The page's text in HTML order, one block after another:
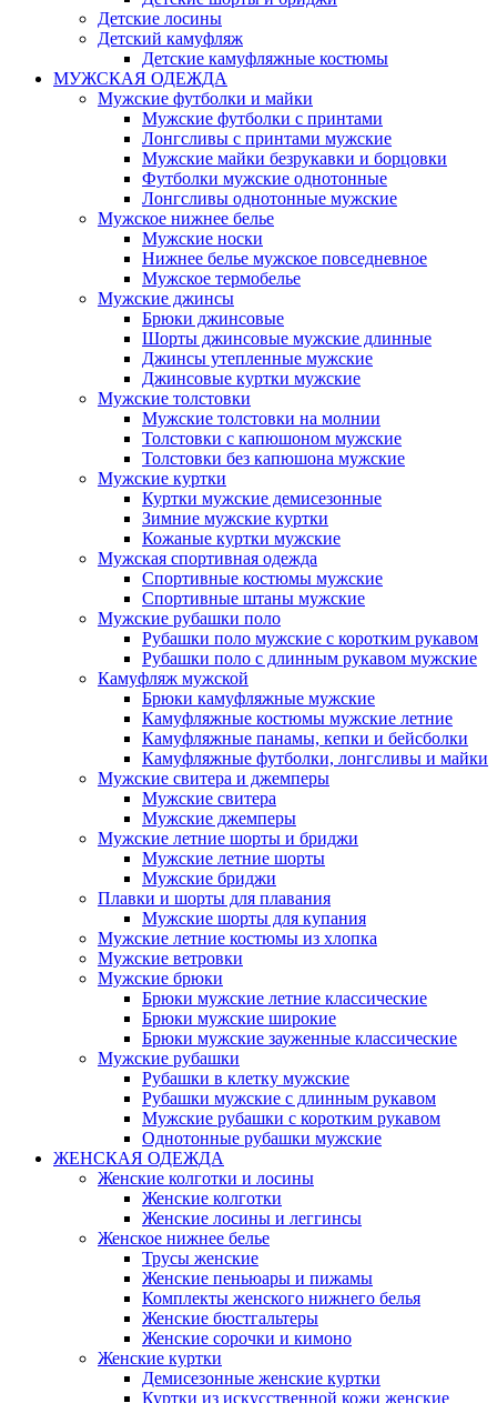
Детские лосины
Детский камуфляж
Детские камуфляжные костюмы
МУЖСКАЯ ОДЕЖДА
Мужские футболки и майки
Мужские футболки с принтами
Лонгсливы с принтами мужские
Мужские майки безрукавки и борцовки
Футболки мужские однотонные
Лонгсливы однотонные мужские
Мужское нижнее белье
Мужские носки
Нижнее белье мужское повседневное
Мужское термобелье
Мужские джинсы
Брюки джинсовые
Шорты джинсовые мужские длинные
Джинсы утепленные мужские
Джинсовые куртки мужские
Мужские толстовки
Мужские толстовки на молнии
Толстовки с капюшоном мужские
Толстовки без капюшона мужские
Мужские куртки
Куртки мужские демисезонные
Зимние мужские куртки
Кожаные куртки мужские
Мужская спортивная одежда
Спортивные костюмы мужские
Спортивные штаны мужские
Мужские рубашки поло
Рубашки поло мужские с коротким рукавом
Рубашки поло с длинным рукавом мужские
Камуфляж мужской
Брюки камуфляжные мужские
Камуфляжные костюмы мужские летние
Камуфляжные панамы, кепки и бейсболки
Камуфляжные футболки, лонгсливы и майки
Мужские свитера и джемперы
Мужские свитера
Мужские джемперы
Мужские летние шорты и бриджи
Мужские летние шорты
Мужские бриджи
Плавки и шорты для плавания
Мужские шорты для купания
Мужские летние костюмы из хлопка
Мужские ветровки
Мужские брюки
Брюки мужские летние классические
Брюки мужские широкие
Брюки мужские зауженные классические
Мужские рубашки
Рубашки в клетку мужские
Рубашки мужские с длинным рукавом
Мужские рубашки с коротким рукавом
Однотонные рубашки мужские
ЖЕНСКАЯ ОДЕЖДА
Женские колготки и лосины
Женские колготки
Женские лосины и леггинсы
Женское нижнее белье
Трусы женские
Женские пеньюары и пижамы
Комплекты женского нижнего белья
Женские бюстгальтеры
Женские сорочки и кимоно
Женские куртки
Демисезонные женские куртки
Куртки из искусственной кожи женские